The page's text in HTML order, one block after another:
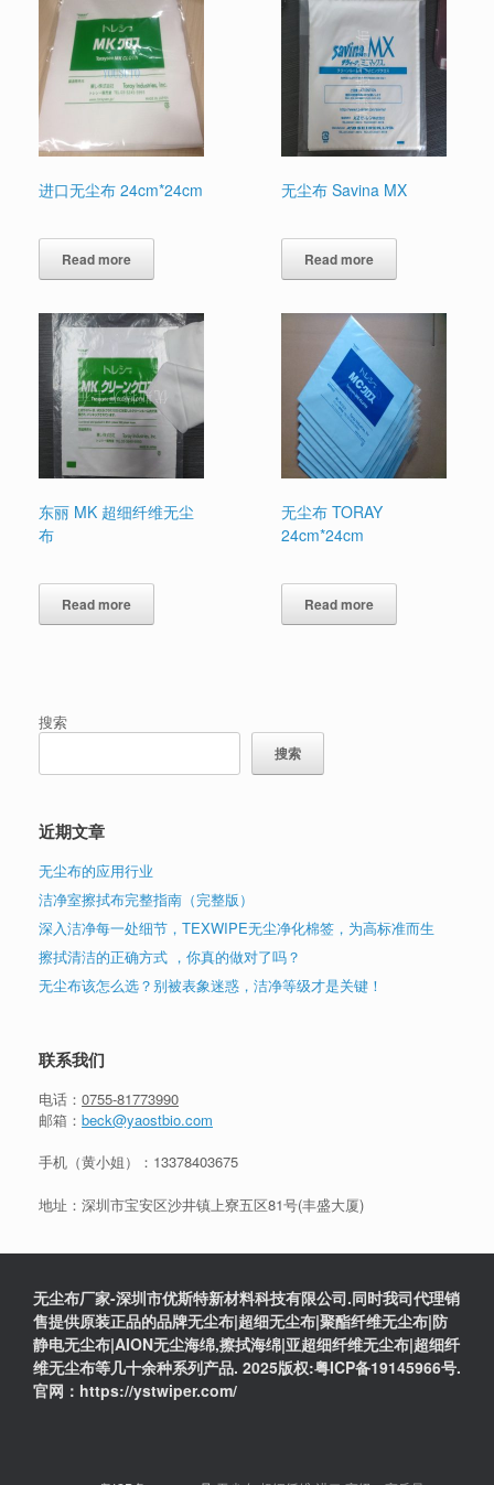
进口无尘布 24cm*24cm
Read more
无尘布 Savina MX
Read more
东丽 MK 超细纤维无尘
布
Read more
无尘布 TORAY
24cm*24cm
Read more
搜索
搜索
近期文章
无尘布的应用行业
洁净室擦拭布完整指南（完整版）
深入洁净每一处细节，TEXWIPE无尘净化棉签，为高标准而生
擦拭清洁的正确方式 ，你真的做对了吗？
无尘布该怎么选？别被表象迷惑，洁净等级才是关键！
联系我们
电话： 0755-81773990
邮箱： beck@yaostbio.com
手机（黄小姐）： 13378403675
地址：深圳市宝安区沙井镇上寮五区81号(丰盛大厦)
无尘布厂家-深圳市优斯特新材料科技有限公司.同时我司代理销
售提供原装正品的品牌无尘布|超细无尘布|聚酯纤维无尘布|防
静电无尘布|AION无尘海绵,擦拭海绵|亚超细纤维无尘布|超细纤
维无尘布等几十余种系列产品. 2025版权:粤ICP备19145966号.
官网：https://ystwiper.com/